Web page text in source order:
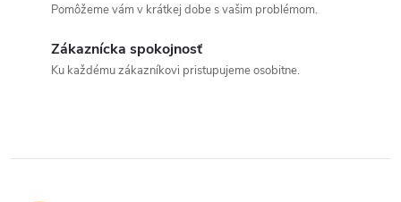
i
Pomôžeme vám v krátkej dobe s vašim problémom.
Zákaznícka spokojnosť
Ku každému zákazníkovi pristupujeme osobitne.